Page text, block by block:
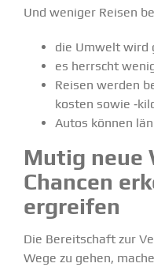
Und weniger Reisen
die Umwelt wird
es herrscht
Reisen werden
kosten sowie
Autos können
Mutig neue
Chancen
ergreifen
Die Bereit­schaft zur
Wege zu gehen,